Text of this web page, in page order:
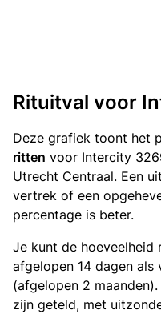
Rituitval voor
Deze grafiek toont het
ritten voor Intercity
Utrecht Centraal. Een
vertrek of een
percentage is beter.
Je kunt de
afgelopen 14 dagen als
(afgelopen 2
zijn geteld, met